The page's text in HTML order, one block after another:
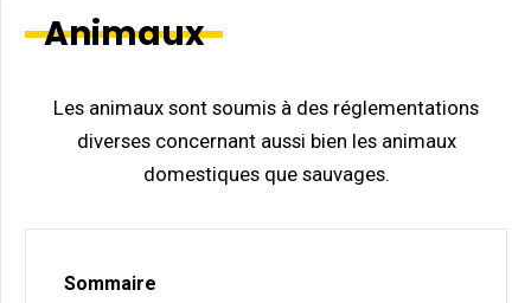
Animaux
Les animaux sont soumis à des réglementations
diverses concernant aussi bien les animaux
domestiques que sauvages.
Sommaire